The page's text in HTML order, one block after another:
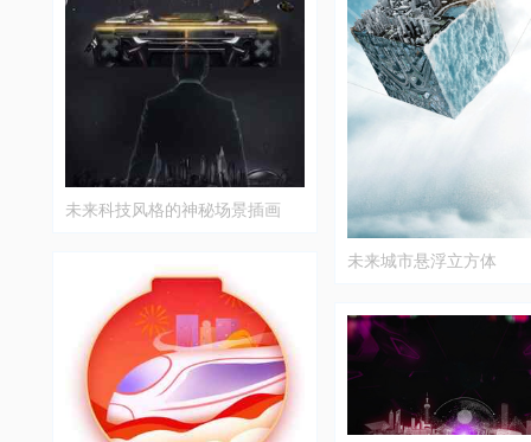
未来科技风格的神秘场景插画
未来城市悬浮立方体